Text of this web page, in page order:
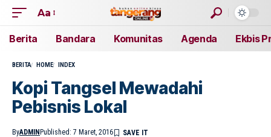
Aa
Berita Bandara Komunitas Agenda Ekbis
BERITA HOME INDEX
Kopi Tangsel Mewadahi
Pebisnis Lokal
ByADMIN Published: 7 Maret, 2016